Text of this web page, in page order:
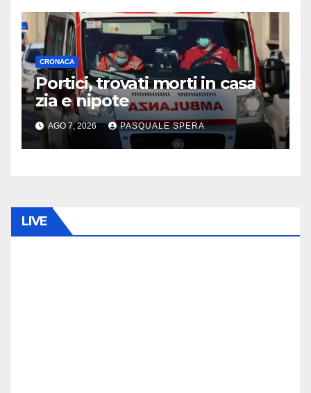
CRONACA
Portici, trovati morti in casa
zia e nipote
AGO 7, 2026 PASQUALE SPERA
LIVE